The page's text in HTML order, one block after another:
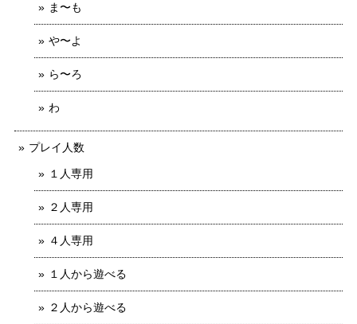
ま〜も
や〜よ
ら〜ろ
わ
プレイ人数
１人専用
２人専用
４人専用
１人から遊べる
２人から遊べる